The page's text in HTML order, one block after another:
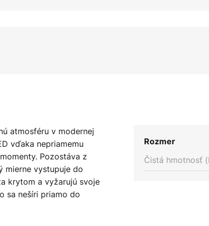
atmosféru v modernej
vďaka nepriamemu
Pozostáva z
mierne vystupuje do
krytom a vyžarujú svoje
sa nešíri priamo do
efekt. Vďaka tomu
Rozmer
Čistá hmotnosť